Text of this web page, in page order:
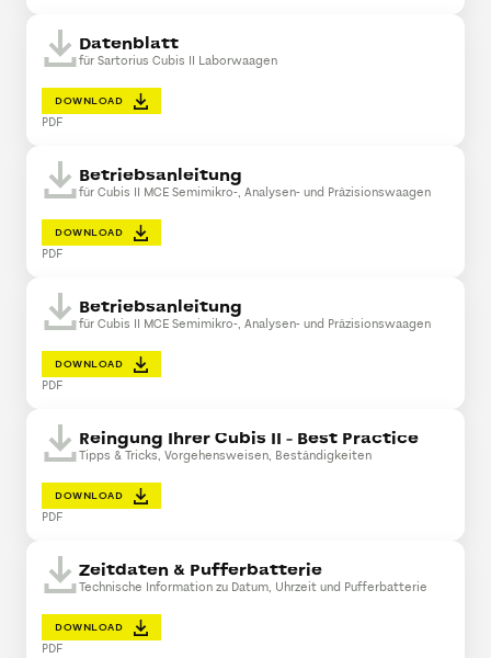
Datenblatt
für Sartorius Cubis II Laborwaagen
DOWNLOAD
PDF
Betriebsanleitung
für Cubis II MCE Semimikro-, Analysen- und Präzisionswaagen
DOWNLOAD
PDF
Betriebsanleitung
für Cubis II MCE Semimikro-, Analysen- und Präzisionswaagen
DOWNLOAD
PDF
Reingung Ihrer Cubis II - Best Practice
Tipps & Tricks, Vorgehensweisen, Beständigkeiten
DOWNLOAD
PDF
Zeitdaten & Pufferbatterie
Technische Information zu Datum, Uhrzeit und Pufferbatterie
DOWNLOAD
PDF